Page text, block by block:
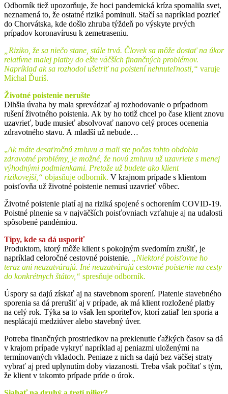
Odborník tiež upozorňuje, že hoci pandemická kríza spomalila svet,
neznamená to, že ostatné riziká pominuli. Stačí sa napríklad pozrieť
do Chorvátska, kde došlo zhruba týždeň po výskyte prvých
prípadov koronavírusu k zemetraseniu.
„Riziko, že sa niečo stane, stále trvá. Človek sa môže dostať na úkor
relatívne malej platby do ešte väčších finančných problémov.
Napríklad ak sa rozhodol ušetriť na poistení nehnuteľnosti,“ varuje
Michal Ďuriš.
Životné poistenie nerušte
Dlhšia úvaha by mala sprevádzať aj rozhodovanie o prípadnom
rušení životného poistenia. Ak by ho totiž chcel po čase klient znovu
uzavrieť, bude musieť absolvovať nanovo celý proces ocenenia
zdravotného stavu. A mladší už nebude…
„Ak máte desaťročnú zmluvu a mali ste počas tohto obdobia
zdravotné problémy, je možné, že novú zmluvu už uzavriete s menej
výhodnými podmienkami. Pretože už budete ako klient
rizikovejší,“ objasňuje odborník. V krajnom prípade s klientom
poisťovňa už životné poistenie nemusí uzavrieť vôbec.
Životné poistenie platí aj na riziká spojené s ochorením COVID-19.
Poistné plnenie sa v najväčších poisťovniach vzťahuje aj na udalosti
spôsobené pandémiou.
Tipy, kde sa dá usporiť
Produktom, ktorý môže klient s pokojným svedomím zrušiť, je
napríklad celoročné cestovné poistenie.
„Niektoré poisťovne ho
teraz ani neuzatvárajú. Iné neuzatvárajú cestovné poistenie na cesty
do konkrétnych štátov,“ spresňuje odborník.
Úspory sa dajú získať aj na stavebnom sporení. Platenie stavebného
sporenia sa dá prerušiť aj v prípade, ak má klient rozložené platby
na celý rok. Týka sa to však len sporiteľov, ktorí zatiaľ len sporia a
nesplácajú medziúver alebo stavebný úver.
Potreba finančných prostriedkov na preklenutie ťažkých časov sa dá
v krajom prípade vykryť napríklad aj peniazmi uloženými na
termínovaných vkladoch. Peniaze z nich sa dajú bez väčšej straty
vybrať aj pred uplynutím doby viazanosti. Treba však počítať s tým,
že klient v takomto prípade príde o úrok.